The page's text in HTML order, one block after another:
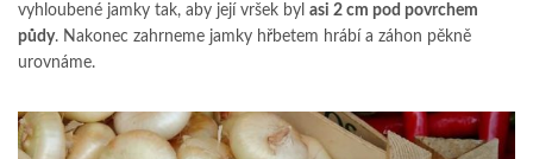
vyhloubené jamky tak, aby její vršek byl asi 2 cm pod povrchem
půdy. Nakonec zahrneme jamky hřbetem hrábí a záhon pěkně
urovnáme.